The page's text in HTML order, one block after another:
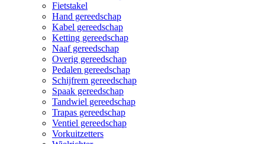
Fietstakel
Hand gereedschap
Kabel gereedschap
Ketting gereedschap
Naaf gereedschap
Overig gereedschap
Pedalen gereedschap
Schijfrem gereedschap
Spaak gereedschap
Tandwiel gereedschap
Trapas gereedschap
Ventiel gereedschap
Vorkuitzetters